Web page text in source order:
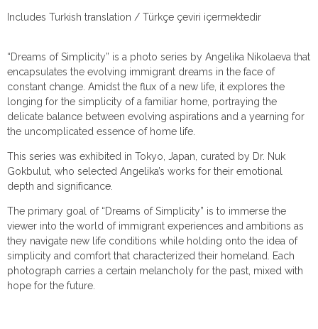
Includes Turkish translation / Türkçe çeviri içermektedir
“Dreams of Simplicity” is a photo series by Angelika Nikolaeva that
encapsulates the evolving immigrant dreams in the face of
constant change. Amidst the flux of a new life, it explores the
longing for the simplicity of a familiar home, portraying the
delicate balance between evolving aspirations and a yearning for
the uncomplicated essence of home life.
This series was exhibited in Tokyo, Japan, curated by Dr. Nuk
Gokbulut, who selected Angelika’s works for their emotional
depth and significance.
The primary goal of “Dreams of Simplicity” is to immerse the
viewer into the world of immigrant experiences and ambitions as
they navigate new life conditions while holding onto the idea of
simplicity and comfort that characterized their homeland. Each
photograph carries a certain melancholy for the past, mixed with
hope for the future.